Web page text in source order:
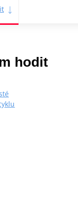
hodit